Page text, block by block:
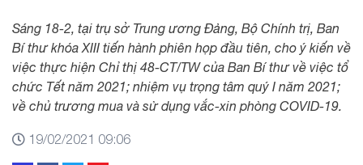
Sáng 18-2, tại trụ sở Trung ương Đảng, Bộ Chính trị, Ban
Bí thư khóa XIII tiến hành phiên họp đầu tiên, cho ý kiến về
việc thực hiện Chỉ thị 48-CT/TW của Ban Bí thư về việc tổ
chức Tết năm 2021; nhiệm vụ trọng tâm quý I năm 2021;
về chủ trương mua và sử dụng vắc-xin phòng COVID-19.
19/02/2021 09:06